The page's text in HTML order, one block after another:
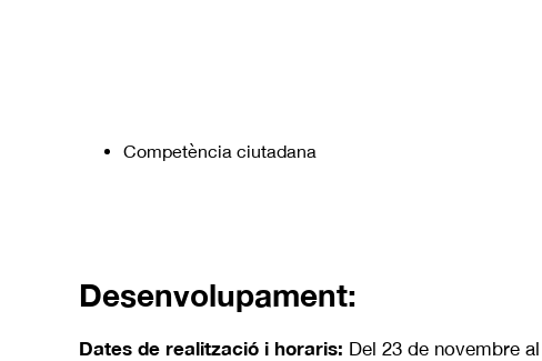
Competència ciutadana
Desenvolupament:
Dates de realització i horaris: Del 23 de novembre